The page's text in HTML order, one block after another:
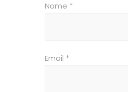
Name *
Email *